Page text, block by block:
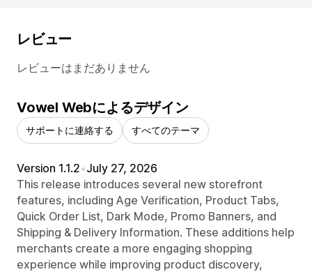
レビュー
レビューはまだありません
Vowel Webによるデザイン
サポートに連絡する すべてのテーマ
Version 1.1.2•July 27, 2026
This release introduces several new storefront
features, including Age Verification, Product Tabs,
Quick Order List, Dark Mode, Promo Banners, and
Shipping & Delivery Information. These additions help
merchants create a more engaging shopping
experience while improving product discovery,